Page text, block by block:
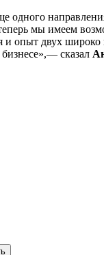
одного
мы имеем
и опыт двух
сказал